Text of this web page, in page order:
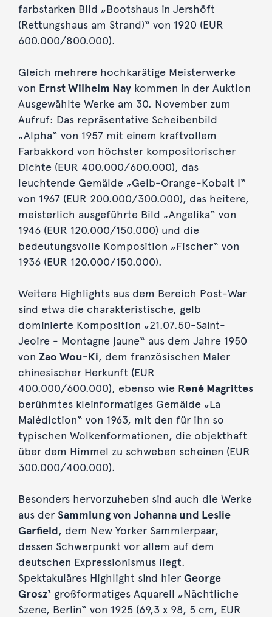
farbstarken Bild „Bootshaus in Jershöft
(Rettungshaus am Strand)“ von 1920 (EUR
600.000/800.000).
Gleich mehrere hochkarätige Meisterwerke
von Ernst Wilhelm Naykommen in der Auktion
Ausgewählte Werke am 30. November zum
Aufruf: Das repräsentative Scheibenbild
„Alpha“ von 1957 mit einem kraftvollem
Farbakkord von höchster kompositorischer
Dichte (EUR 400.000/600.000), das
leuchtende Gemälde „Gelb-Orange-Kobalt I“
von 1967 (EUR 200.000/300.000), das heitere,
meisterlich ausgeführte Bild „Angelika“ von
1946 (EUR 120.000/150.000) und die
bedeutungsvolle Komposition „Fischer“ von
1936 (EUR 120.000/150.000).
Weitere Highlights aus dem Bereich Post-War
sind etwa die charakteristische, gelb
dominierte Komposition „21.07.50-Saint-
Jeoire - Montagne jaune“ aus dem Jahre 1950
von Zao Wou-Ki, dem französischen Maler
chinesischer Herkunft (EUR
400.000/600.000), ebenso wie René Magrittes
berühmtes kleinformatiges Gemälde „La
Malédiction“ von 1963, mit den für ihn so
typischen Wolkenformationen, die objekthaft
über dem Himmel zu schweben scheinen (EUR
300.000/400.000).
Besonders hervorzuheben sind auch die Werke
aus der Sammlung von Johanna und Leslie
Garfield, dem New Yorker Sammlerpaar,
dessen Schwerpunkt vor allem auf dem
deutschen Expressionismus liegt.
Spektakuläres Highlight sind hier George
Grosz‘ großformatiges Aquarell „Nächtliche
Szene, Berlin“ von 1925 (69,3 x 98, 5 cm, EUR